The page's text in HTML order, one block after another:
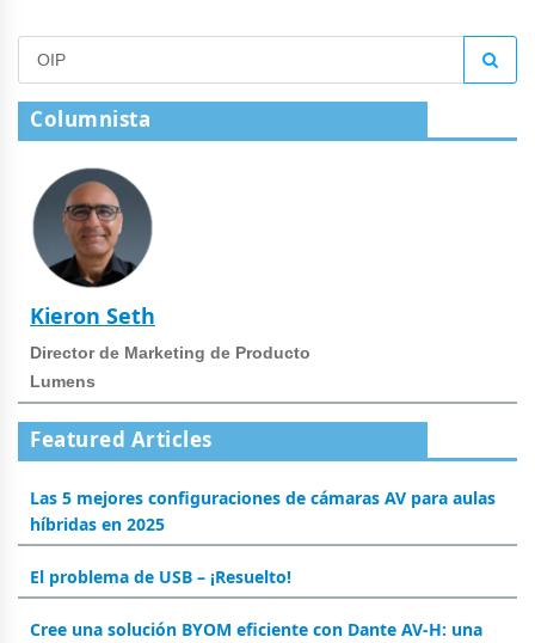
Columnista
Kieron Seth
Director de Marketing de Producto
Lumens
Featured Articles
Las 5 mejores configuraciones de cámaras AV para aulas
híbridas en 2025
El problema de USB – ¡Resuelto!
Cree una solución BYOM eficiente con Dante AV-H: una